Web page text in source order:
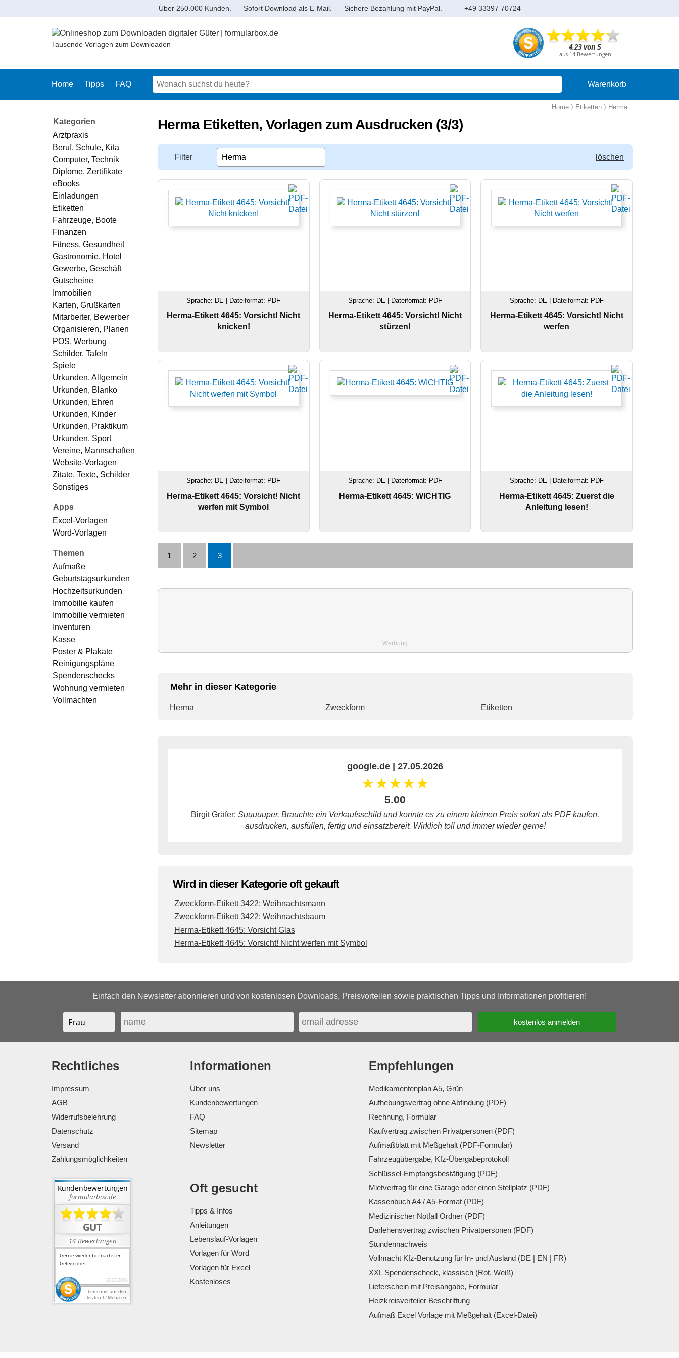
Tausende Vorlagen zum Downloaden
Home Tipps FAQ Warenkorb
Kategorien
Arztpraxis
Beruf, Schule, Kita
Computer, Technik
Diplome, Zertifikate
eBooks
Einladungen
Etiketten
Fahrzeuge, Boote
Finanzen
Fitness, Gesundheit
Gastronomie, Hotel
Gewerbe, Geschäft
Gutscheine
Immobilien
Karten, Grußkarten
Mitarbeiter, Bewerber
Organisieren, Planen
POS, Werbung
Schilder, Tafeln
Spiele
Urkunden, Allgemein
Urkunden, Blanko
Urkunden, Ehren
Urkunden, Kinder
Urkunden, Praktikum
Urkunden, Sport
Vereine, Mannschaften
Website-Vorlagen
Zitate, Texte, Schilder
Sonstiges
Apps
Excel-Vorlagen
Word-Vorlagen
Themen
Aufmaße
Geburtstagsurkunden
Hochzeitsurkunden
Immobilie kaufen
Immobilie vermieten
Inventuren
Kasse
Poster & Plakate
Reinigungspläne
Spendenschecks
Wohnung vermieten
Vollmachten
Home ⟩ Etiketten ⟩ Herma
Herma Etiketten, Vorlagen zum Ausdrucken (3/3)
Filter löschen
Sprache: DE | Dateiformat: PDF
Herma-Etikett 4645: Vorsicht! Nicht
knicken!
Sprache: DE | Dateiformat: PDF
Herma-Etikett 4645: Vorsicht! Nicht
stürzen!
Sprache: DE | Dateiformat: PDF
Herma-Etikett 4645: Vorsicht! Nicht
werfen
Sprache: DE | Dateiformat: PDF
Herma-Etikett 4645: Vorsicht! Nicht
werfen mit Symbol
Sprache: DE | Dateiformat: PDF
Herma-Etikett 4645: WICHTIG
Sprache: DE | Dateiformat: PDF
Herma-Etikett 4645: Zuerst die
Anleitung lesen!
1 2 3
Werbung
Mehr in dieser Kategorie
Herma Zweckform Etiketten
google.de | 27.05.2026
☆☆☆☆☆
5.00
Birgit Gräfer: Suuuuuper. Brauchte ein Verkaufsschild und konnte es zu einem kleinen Preis sofort als PDF kaufen,
ausdrucken, ausfüllen, fertig und einsatzbereit. Wirklich toll und immer wieder gerne!
Wird in dieser Kategorie oft gekauft
Zweckform-Etikett 3422: Weihnachtsmann
Zweckform-Etikett 3422: Weihnachtsbaum
Herma-Etikett 4645: Vorsicht Glas
Herma-Etikett 4645: Vorsicht! Nicht werfen mit Symbol
Einfach den Newsletter abonnieren und von kostenlosen Downloads, Preisvorteilen sowie praktischen Tipps und Informationen profitieren!
Rechtliches
Impressum
AGB
Widerrufsbelehrung
Datenschutz
Versand
Zahlungsmöglichkeiten
Informationen
Über uns
Kundenbewertungen
FAQ
Sitemap
Newsletter
Oft gesucht
Tipps & Infos
Anleitungen
Lebenslauf-Vorlagen
Vorlagen für Word
Vorlagen für Excel
Kostenloses
Empfehlungen
Medikamentenplan A5, Grün
Aufhebungsvertrag ohne Abfindung (PDF)
Rechnung, Formular
Kaufvertrag zwischen Privatpersonen (PDF)
Aufmaßblatt mit Meßgehalt (PDF-Formular)
Fahrzeugübergabe, Kfz-Übergabeprotokoll
Schlüssel-Empfangsbestätigung (PDF)
Mietvertrag für eine Garage oder einen Stellplatz (PDF)
Kassenbuch A4 / A5-Format (PDF)
Medizinischer Notfall Ordner (PDF)
Darlehensvertrag zwischen Privatpersonen (PDF)
Stundennachweis
Vollmacht Kfz-Benutzung für In- und Ausland (DE | EN | FR)
XXL Spendenscheck, klassisch (Rot, Weiß)
Lieferschein mit Preisangabe, Formular
Heizkreisverteiler Beschriftung
Aufmaß Excel Vorlage mit Meßgehalt (Excel-Datei)
Über 250.000 Kunden. Sofort Download als E-Mail. Sichere Bezahlung mit PayPal. +49 33397 70724